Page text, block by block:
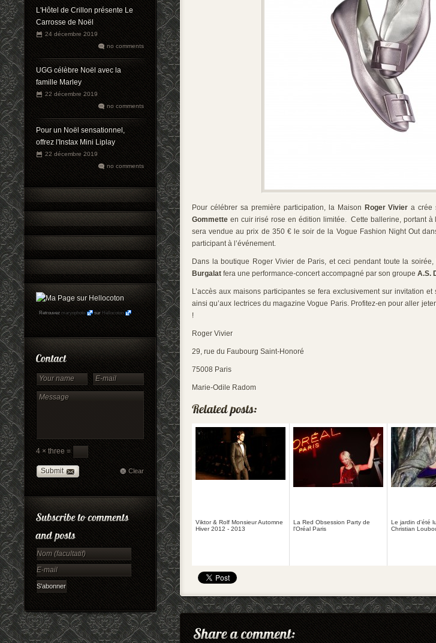
L'Hôtel de Crillon présente Le
Carrosse de Noël
24 décembre 2019
no comments
UGG célèbre Noël avec la
famille Marley
22 décembre 2019
no comments
Pour un Noël sensationnel,
offrez l'Instax Mini Liplay
22 décembre 2019
no comments
Retrouvez maryophoto sur Hellocoton
4 × three =
Submit Clear
Pour célébrer sa première participation, la Maison Roger Viviera crée
Gommette en cuir irisé rose en édition limitée. Cette ballerine, portant à
sera vendue au prix de 350 € le soir de la Vogue Fashion Night Out
participant à l’événement.
Dans la boutique Roger Vivier de Paris, et ceci pendant toute la
Burgalat fera une performance-concert accompagné par son groupe A.S.
L’accès aux maisons participantes se fera exclusivement sur invitation
ainsi qu’aux lectrices du magazine Vogue Paris. Profitez-en pour aller
!
Roger Vivier
29, rue du Faubourg Saint-Honoré
75008 Paris
Marie-Odile Radom
Viktor & Rolf Monsieur Automne
Hiver 2012 - 2013
La Red Obsession Party de
l'Oréal Paris
Le jardin d'été
Christian